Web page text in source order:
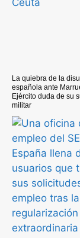
La quiebra de la
española ante
Ejército duda de su
militar